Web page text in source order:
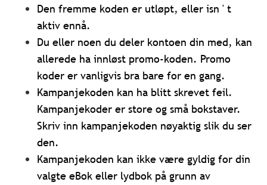
Den fremme koden er utløpt, eller isn ' t
aktiv ennå.
Du eller noen du deler kontoen din med, kan
allerede ha innløst promo-koden. Promo
koder er vanligvis bra bare for en gang.
Kampanjekoden kan ha blitt skrevet feil.
Kampanjekoder er store og små bokstaver.
Skriv inn kampanjekoden nøyaktig slik du ser
den.
Kampanjekoden kan ikke være gyldig for din
valgte eBok eller lydbok på grunn av